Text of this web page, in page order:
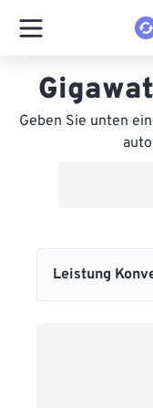
Geben Sie unten